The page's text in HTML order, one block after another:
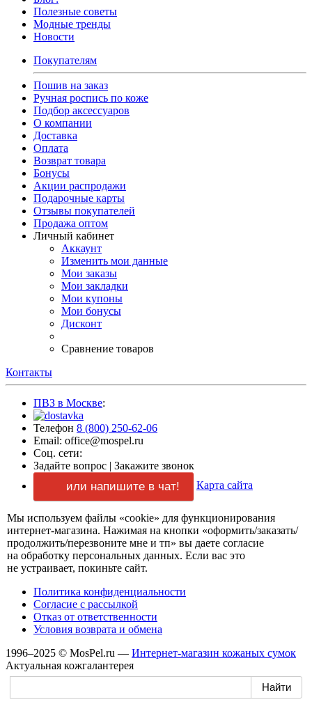
Полезные советы
Модные тренды
Новости
Покупателям
Пошив на заказ
Ручная роспись по коже
Подбор аксессуаров
О компании
Доставка
Оплата
Возврат товара
Бонусы
Акции распродажи
Подарочные карты
Отзывы покупателей
Продажа оптом
Личный кабинет
Аккаунт
Изменить мои данные
Мои заказы
Мои закладки
Мои купоны
Мои бонусы
Дисконт
Сравнение товаров
Контакты
ПВЗ в Москве:
Телефон 8 (800) 250-62-06
Email: office@mospel.ru
Соц. сети:
Задайте вопрос | Закажите звонок
или напишите в чат! Карта сайта
Мы используем файлы «cookie» для функционирования
интернет-магазина. Нажимая на кнопки «оформить/заказать/
продолжить/перезвоните мне и тп» вы даете согласие
на обработку персональных данных. Если вас это
не устраивает, покиньте сайт.
Политика конфиденциальности
Согласие с рассылкой
Отказ от ответственности
Условия возврата и обмена
1996–2025 © MosPel.ru — Интернет-магазин кожаных сумок
Актуальная кожгалантерея